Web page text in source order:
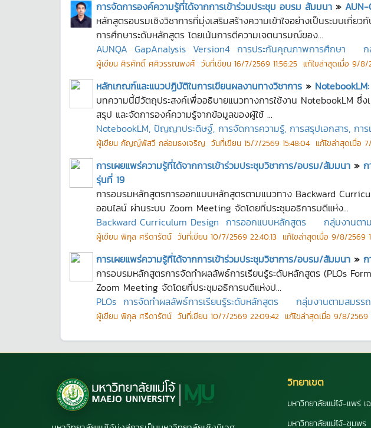
การจัดการองค์ความรู้ที่ได้จากการเข้าร่วมประชุม อบรม สัมมนา »
หลักสูตรอบรมเชิงวิชาการที่มุ่งเสริมสร้างความเข้าใจอย่างเป็นระบบเ
การศึกษาระดับหลักสูตร โดยเน้นการตีความเจตนารมณ์ของ...
AUNQA GapAnalysis Version4 การประกันคุณภาพการศึกษา ก
ผู้เขียน ศิรศักดิ์ ศศิวรรณพงศ์ วันที่เขียน 16/7/2569 11:56:25 แก้ไขล่าสุดเมื่อ 9/8/
หลักเกณฑ์และแนวปฏิบัติในการเขียนผลงานทางวิชาการ »
บทความนี้มีวัตถุประสงค์เพื่ออธิบายแนวทางการใช้งาน NotebookLM
สรุป และจัดการองค์ความรู้จากข้อมูลของผู้ใช้ ...
NotebookLM, ปัญญาประดิษฐ์, การจัดการความรู้, การสรุปเอกสาร, กา
ผู้เขียน กัญญ์พัสวี กล่อมธงเจริญ วันที่เขียน 15/7/2569 15:48:04 แก้ไขล่าสุดเมื่อ
การเผยแพร่ความรู้ที่ได้จากการเข้าร่วมประชุมวิชาการ/อบรม/สัมมนา » ก
รุ่นที่ 19
การอบรมหลักสูตรการออกแบบหลักสูตรตามแนวทาง Backward
ออนไลน์ ผ่านระบบ Zoom Meeting จัดโดยที่ประชุมอธิการบดีแห่ง...
Backward Curriculum Design การออกแบบหลักสูตร กลุ่มงานตา
ผู้เขียน พิกุล ศรีดารัตน์ วันที่เขียน 10/7/2569 22:40:13 แก้ไขล่าสุดเมื่อ 9/8/2569
การเผยแพร่ความรู้ที่ได้จากการเข้าร่วมประชุมวิชาการ/อบรม/สัมมนา » ก
การอบรมหลักสูตรการจัดทำผลลัพธ์การเรียนรู้ระดับหลักสูตร (PLOs
Zoom Meeting จัดโดยที่ประชุมอธิการบดีแห่งป...
PLOs การจัดทำผลลัพธ์การเรียนรู้ระดับหลักสูตร กลุ่มงานตามสมรร
ผู้เขียน พิกุล ศรีดารัตน์ วันที่เขียน 10/7/2569 22:09:42 แก้ไขล่าสุดเมื่อ 9/8/2569
วิทยาเขต
มหาวิทยาลัยแม่โจ้-แพร่ เ
มหาวิทยาลัยแม่โจ้-ชุมพร